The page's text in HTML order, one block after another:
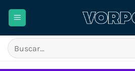
Buscar
por: